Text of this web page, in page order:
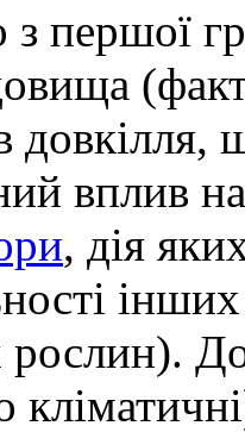
першої
довкілля,
вплив
, дія